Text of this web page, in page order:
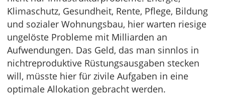
Klimaschutz, Gesundheit, Rente, Pflege, Bildung
und sozialer Wohnungsbau, hier warten riesige
ungelöste Probleme mit Milliarden an
Aufwendungen. Das Geld, das man sinnlos in
nichtreproduktive Rüstungsausgaben stecken
will, müsste hier für zivile Aufgaben in eine
optimale Allokation gebracht werden.